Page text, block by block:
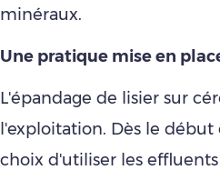
minéraux.
Une pratique mise en
L'épandage de lisier sur
l'exploitation. Dès le début
choix d'utiliser les